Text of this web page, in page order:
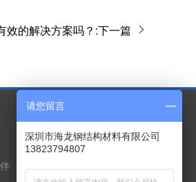
效的解决方案吗？:下一篇
技术实力
请您留言
深圳市海龙钢结构材料有限公司
13823794807